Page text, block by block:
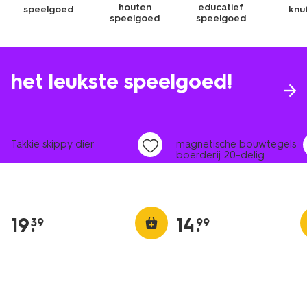
speelgoed
houten
speelgoed
educatief
speelgoed
het leukste speelgoed!
Takkie skippy dier
19.
39
magnetische bouwtegels
boerderij 20-delig
14.
99